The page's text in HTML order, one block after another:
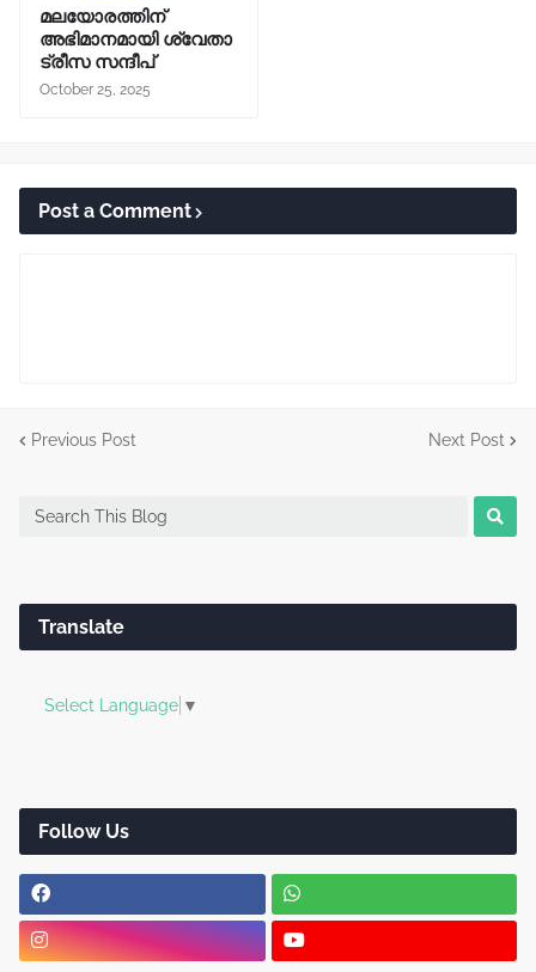
മലയോരത്തിന്
അഭിമാനമായി ശ്വേതാ
ട്രീസ സന്ദീപ്
October 25, 2025
Post a Comment
Previous Post Next Post
Translate
Select Language ▼
Follow Us